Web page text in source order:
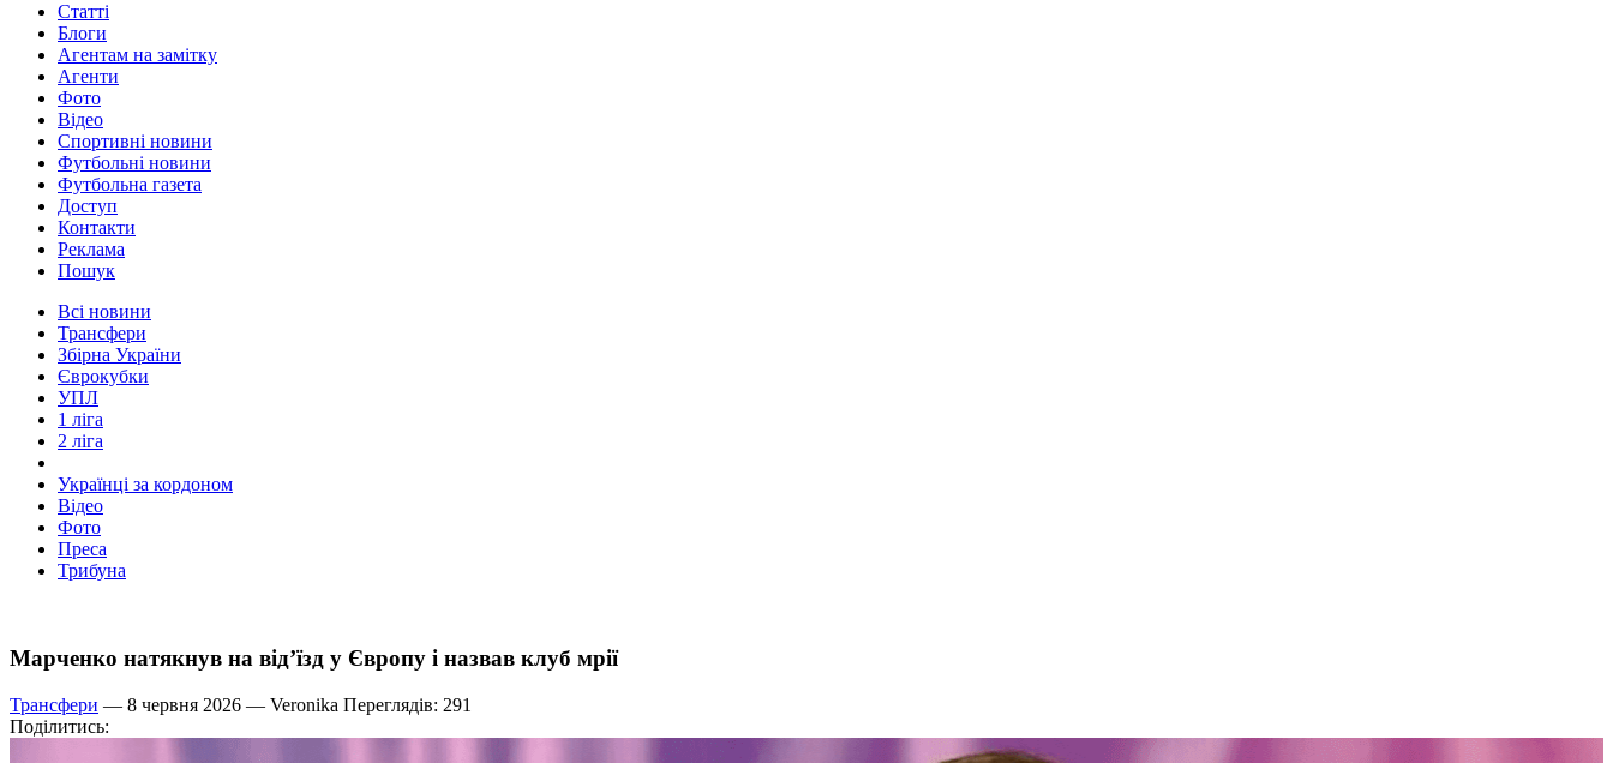
Статті
Блоги
Агентам на замітку
Агенти
Фото
Відео
Спортивні новини
Футбольні новини
Футбольна газета
Доступ
Контакти
Реклама
Пошук
Всі новини
Трансфери
Збірна України
Єврокубки
УПЛ
1 ліга
2 ліга
Українці за кордоном
Відео
Фото
Преса
Трибуна
Марченко натякнув на від’їзд у Європу і назвав клуб мрії
Трансфери — 8 червня 2026 — Veronika Переглядів: 291
Поділитись: